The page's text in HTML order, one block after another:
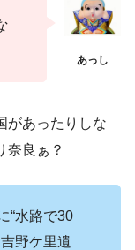
があったりしな
奈良ぁ？
“水路で30
野ケ里遺